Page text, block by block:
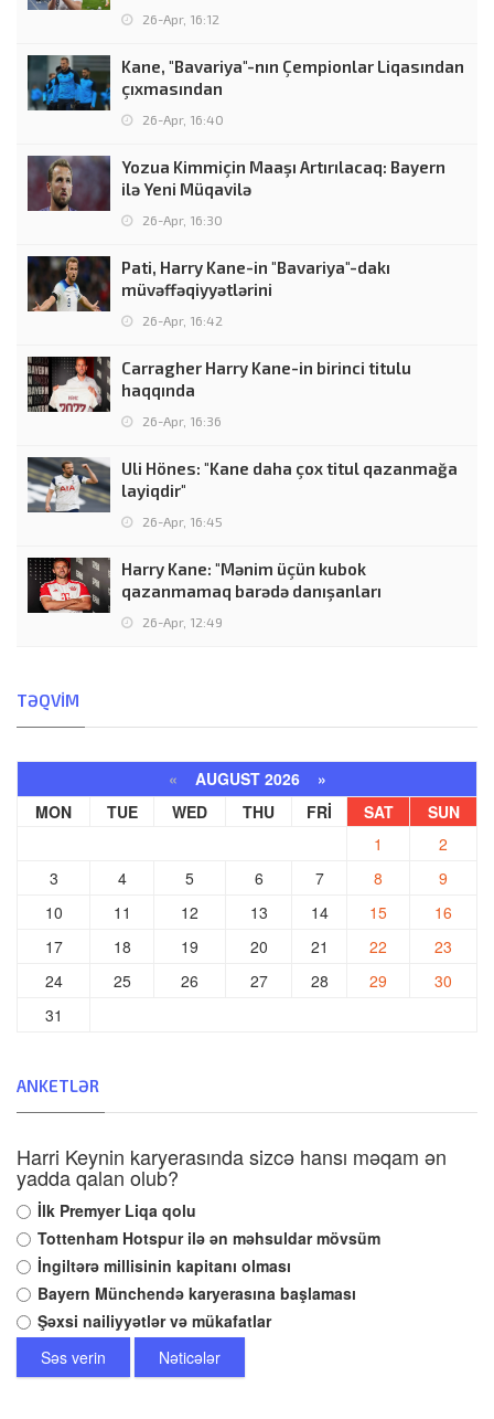
26-Apr, 16:12
Kane, "Bavariya"-nın Çempionlar Liqasından
çıxmasından
26-Apr, 16:40
Yozua Kimmiçin Maaşı Artırılacaq: Bayern
ilə Yeni Müqavilə
26-Apr, 16:30
Pati, Harry Kane-in "Bavariya"-dakı
müvəffəqiyyətlərini
26-Apr, 16:42
Carragher Harry Kane-in birinci titulu
haqqında
26-Apr, 16:36
Uli Hönes: "Kane daha çox titul qazanmağa
layiqdir"
26-Apr, 16:45
Harry Kane: "Mənim üçün kubok
qazanmamaq barədə danışanları
26-Apr, 12:49
TƏQVIM
« AUGUST 2026 »
MON
TUE WED THU FRI SAT
SUN
1
2
3
4 5 6 7 8
9
10
11 12 13 14 15
16
17
18 19 20 21 22
23
24
25 26 27 28 29
30
31
ANKETLƏR
Harri Keynin karyerasında sizcə hansı məqam ən
yadda qalan olub?
İlk Premyer Liqa qolu
Tottenham Hotspur ilə ən məhsuldar mövsüm
İngiltərə millisinin kapitanı olması
Bayern Münchendə karyerasına başlaması
Şəxsi nailiyyətlər və mükafatlar
Səs verin
Nəticələr